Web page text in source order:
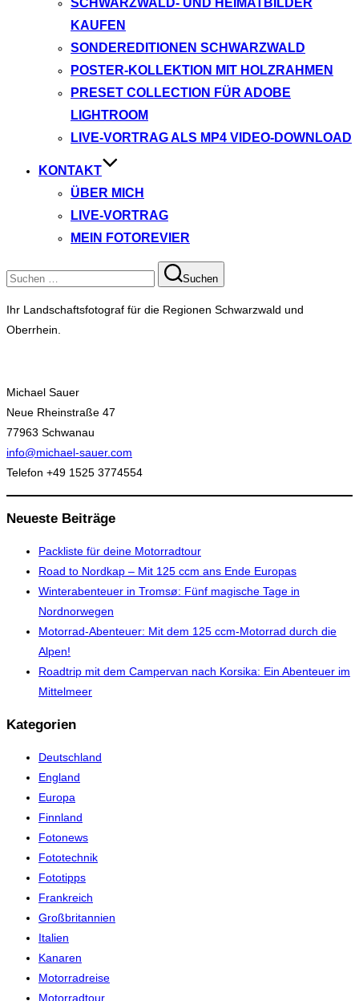
SCHWARZWALD- UND HEIMATBILDER
KAUFEN
SONDEREDITIONEN SCHWARZWALD
POSTER-KOLLEKTION MIT HOLZRAHMEN
PRESET COLLECTION FÜR ADOBE
LIGHTROOM
LIVE-VORTRAG ALS MP4 VIDEO-DOWNLOAD
KONTAKT
ÜBER MICH
LIVE-VORTRAG
MEIN FOTOREVIER
Suchen
nach:
Suchen
Ihr Landschaftsfotograf für die Regionen Schwarzwald und
Oberrhein.
Michael Sauer
Neue Rheinstraße 47
77963 Schwanau
info@michael-sauer.com
Telefon +49 1525 3774554
Neueste Beiträge
Packliste für deine Motorradtour
Road to Nordkap – Mit 125 ccm ans Ende Europas
Winterabenteuer in Tromsø: Fünf magische Tage in
Nordnorwegen
Motorrad-Abenteuer: Mit dem 125 ccm-Motorrad durch die
Alpen!
Roadtrip mit dem Campervan nach Korsika: Ein Abenteuer im
Mittelmeer
Kategorien
Deutschland
England
Europa
Finnland
Fotonews
Fototechnik
Fototipps
Frankreich
Großbritannien
Italien
Kanaren
Motorradreise
Motorradtour